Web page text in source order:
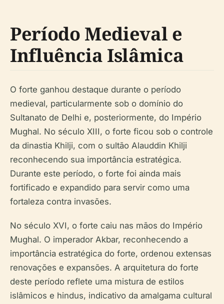
Período Medieval e
Influência Islâmica
O forte ganhou destaque durante o período
medieval, particularmente sob o domínio do
Sultanato de Delhi e, posteriormente, do Império
Mughal. No século XIII, o forte ficou sob o controle
da dinastia Khilji, com o sultão Alauddin Khilji
reconhecendo sua importância estratégica.
Durante este período, o forte foi ainda mais
fortificado e expandido para servir como uma
fortaleza contra invasões.
No século XVI, o forte caiu nas mãos do Império
Mughal. O imperador Akbar, reconhecendo a
importância estratégica do forte, ordenou extensas
renovações e expansões. A arquitetura do forte
deste período reflete uma mistura de estilos
islâmicos e hindus, indicativo da amalgama cultural